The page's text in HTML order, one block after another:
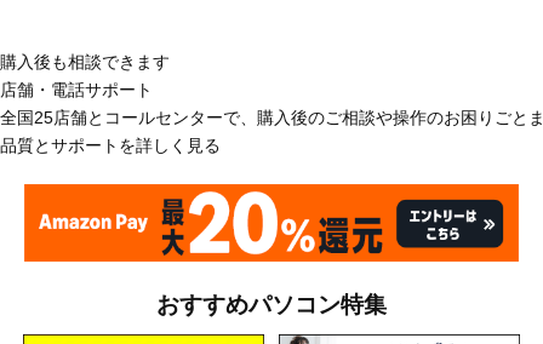
購入後も相談できます
店舗・電話サポート
全国25店舗とコールセンターで、購入後のご相談や操作のお困りごと
品質とサポートを詳しく見る
おすすめパソコン特集